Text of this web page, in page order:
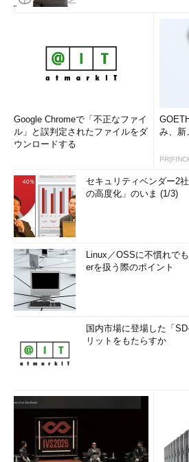
Google Chromeで「不正なファイ
ル」と誤判定されたファイルをダ
ウンロードする
み、新
セキュリティベンダー2
の高度化」のいま (1/3)
Linux／OSSに不慣れで
erを扱う際のポイント
国内市場に登場した「
リットをもたらすか